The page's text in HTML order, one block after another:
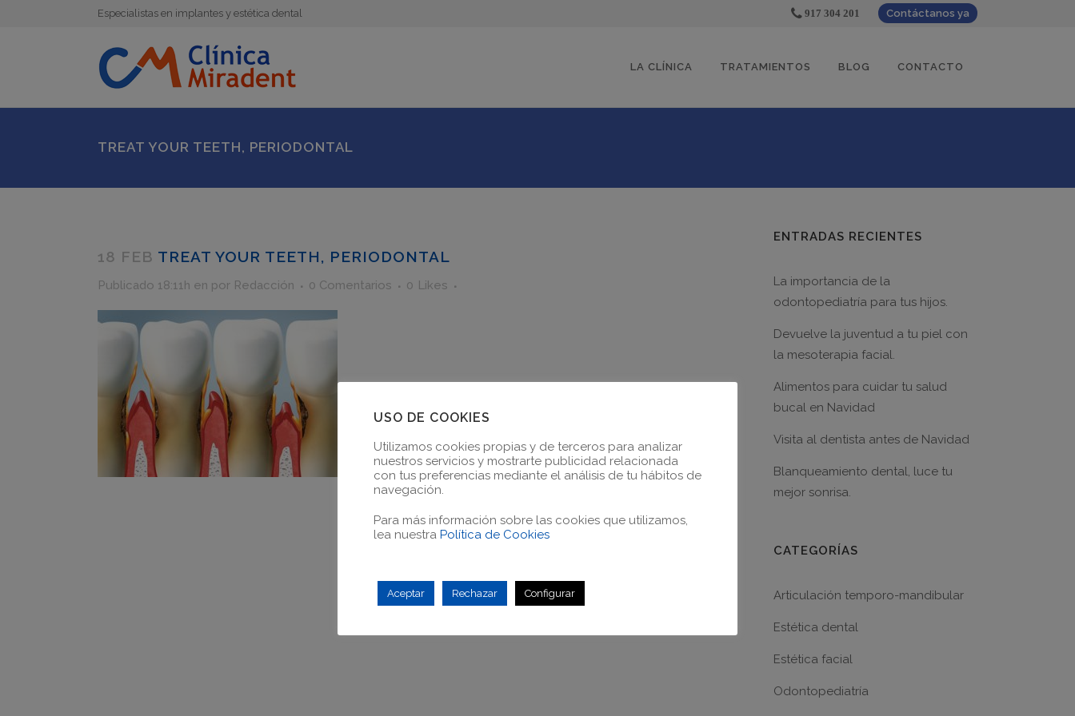
Especialistas en implantes y estética dental 917 304 201 Contáctanos ya
LA CLÍNICA TRATAMIENTOS BLOG CONTACTO
TREAT YOUR TEETH, PERIODONTAL
18 FEB TREAT YOUR TEETH, PERIODONTAL
Publicado 18:11h en por Redacción 0 Comentarios 0 Likes
ENTRADAS RECIENTES
La importancia de la
odontopediatría para tus hijos.
Devuelve la juventud a tu piel con
la mesoterapia facial.
Alimentos para cuidar tu salud
bucal en Navidad
Visita al dentista antes de Navidad
Blanqueamiento dental, luce tu
mejor sonrisa.
CATEGORÍAS
Articulación temporo-mandibular
Estética dental
Estética facial
Odontopediatría
USO DE COOKIES
Utilizamos cookies propias y de terceros para analizar
nuestros servicios y mostrarte publicidad relacionada
con tus preferencias mediante el análisis de tu hábitos de
navegación.
Para más información sobre las cookies que utilizamos,
lea nuestra Política de Cookies
Aceptar Rechazar Configurar